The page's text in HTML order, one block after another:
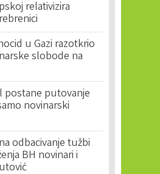
relativizira
u Gazi razotkrio
slobode na
postane putovanje
novinarski
odbacivanje tužbi
BH novinari i